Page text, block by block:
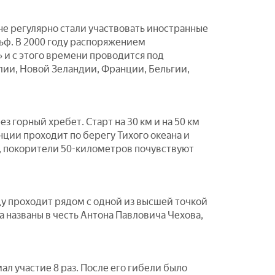
стали участвовать иностранные
В 2000 году распоряжением
с этого времени проводится под
Новой Зеландии, Франции, Бельгии,
горный хребет. Старт на 30 км и на 50 км
проходит по берегу Тихого океана и
50-километров почувствуют
проходит рядом с одной из высшей точкой
в честь Антона Павловича Чехова,
участие 8 раз. После его гибели было